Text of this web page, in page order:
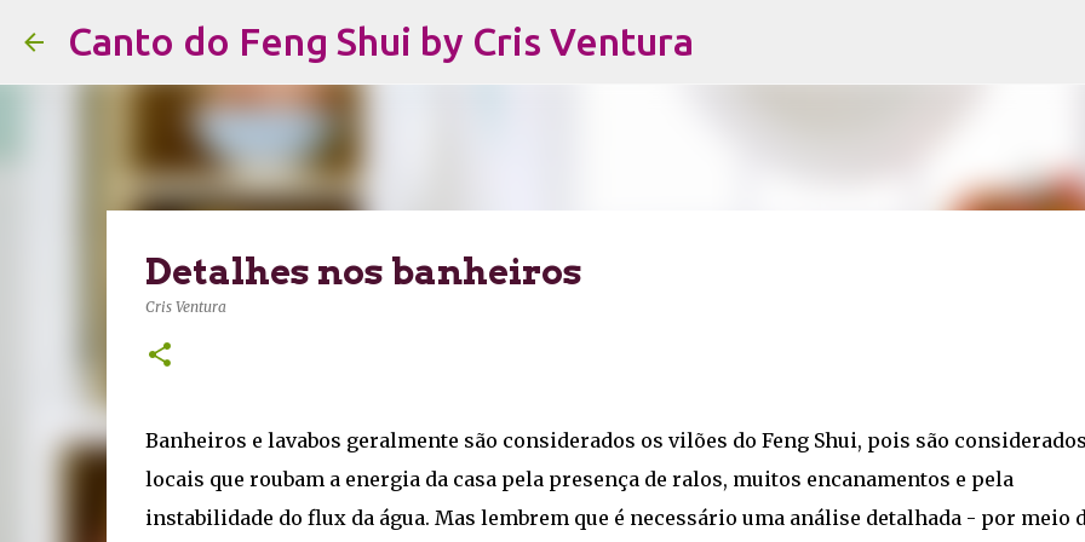
Pular para o conteúdo principal
Canto do Feng Shui by Cris Ventura
Detalhes nos banheiros
Cris Ventura
Banheiros e lavabos geralmente são considerados os vilões do Feng Shui, pois são
locais que roubam a energia da casa pela presença de ralos, muitos encanamentos e pela
instabilidade do flux da água. Mas lembrem que é necessário uma análise detalhada - por meio